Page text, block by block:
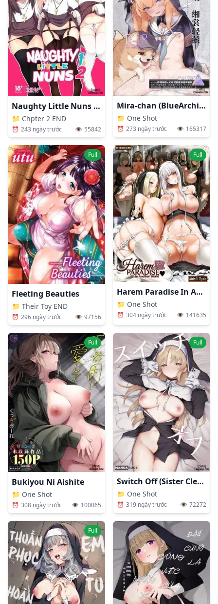
Naughty Little Nuns 1And2 [J18]
📁 Chpter 2 END
⏰ 243 ngày trước 👁️ 55842
Mira-chan (BlueArchive)
📁 One Shot
⏰ 273 ngày trước 👁️ 165317
Full
Fleeting Beauties
📁 Their Toy END
⏰ 296 ngày trước 👁️ 97156
Full
Harem Paradise In Another World
📁 One Shot
⏰ 304 ngày trước 👁️ 141635
Full
Bukiyou Ni Aishite
📁 One Shot
⏰ 308 ngày trước 👁️ 100065
Full
Switch Off (Sister Cleaire)
📁 One Shot
⏰ 319 ngày trước 👁️ 72272
Full